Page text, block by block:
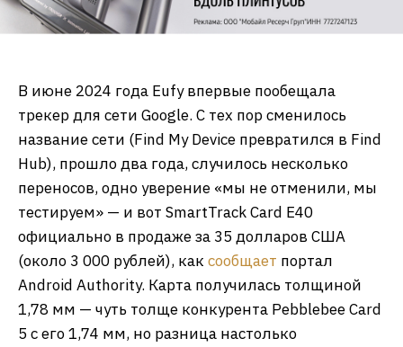
В июне 2024 года Eufy впервые пообещала
трекер для сети Google. С тех пор сменилось
название сети (Find My Device превратился в Find
Hub), прошло два года, случилось несколько
переносов, одно уверение «мы не отменили, мы
тестируем» — и вот SmartTrack Card E40
официально в продаже за 35 долларов США
(около 3 000 рублей), как сообщает портал
Android Authority. Карта получилась толщиной
1,78 мм — чуть толще конкурента Pebblebee Card
5 с его 1,74 мм, но разница настолько